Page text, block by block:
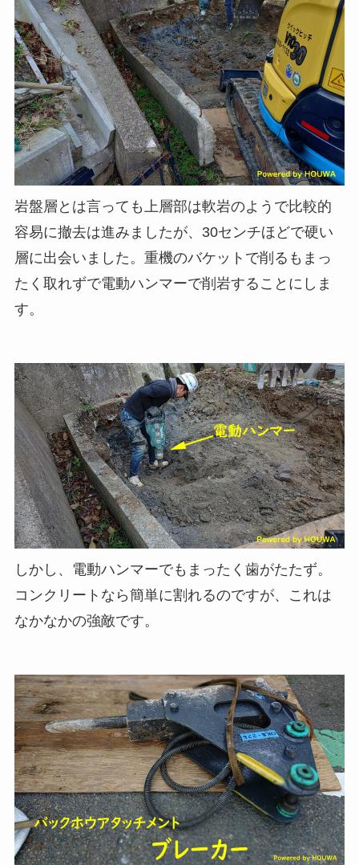
岩盤層とは言っても上層部は軟岩のようで比較的
容易に撤去は進みましたが、30センチほどで硬い
層に出会いました。重機のバケットで削るもまっ
たく取れずで電動ハンマーで削岩することにしま
す。
しかし、電動ハンマーでもまったく歯がたたず。
コンクリートなら簡単に割れるのですが、これは
なかなかの強敵です。